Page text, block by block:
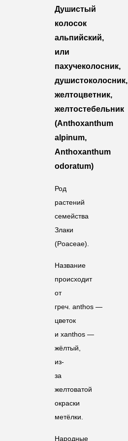
Душистый
колосок
альпийский,
или
пахучеколосник,
душистоколосник,
желтоцветник,
желтостебельник
(Anthoxanthum
alpinum,
Anthoxanthum
odoratum)
Род
растений
семейства
Злаки
(Poaceae).
Название
происходит
от
греч.anthos—
цветок
иxanthos—
жёлтый,
из-
за
желтоватой
окраски
метёлки.
Народные